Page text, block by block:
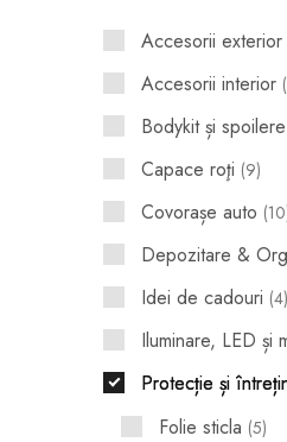
Iluminare, LED și
Sigle și embleme
Huse pentru scaune
Apărătoare de
Capace roţi
Accesorii exterior
Accesorii interior
Bodykit și spoilere
Capace roţi 9
Covorașe auto 10
Depozitare &
Idei de cadouri 4
Iluminare, LED și
Protecție și
Folie sticla 5